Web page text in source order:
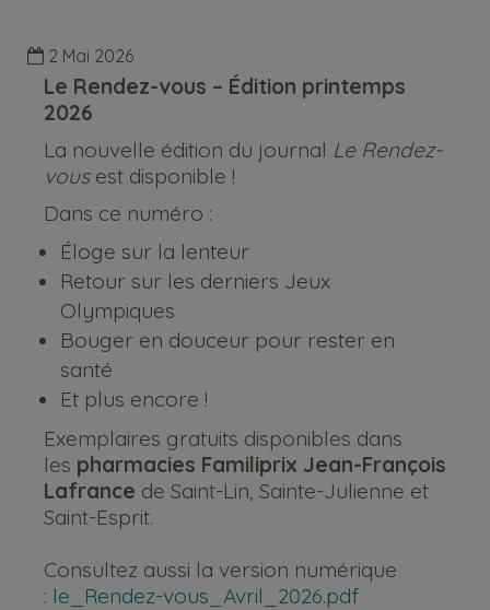
2 Mai 2026
Le Rendez-vous – Édition printemps
2026
La nouvelle édition du journal Le Rendez-
vousest disponible !
Dans ce numéro :
Éloge sur la lenteur
Retour sur les derniers Jeux
Olympiques
Bouger en douceur pour rester en
santé
Et plus encore !
Exemplaires gratuits disponibles dans
les pharmacies Familiprix Jean-François
Lafrance de Saint-Lin, Sainte-Julienne et
Saint-Esprit.
Consultez aussi la version numérique
: le_Rendez-vous_Avril_2026.pdf